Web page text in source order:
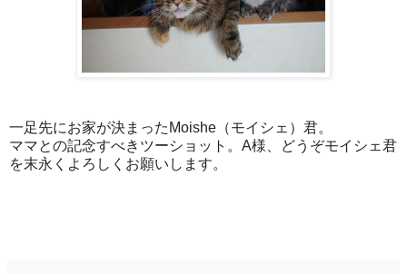
一足先にお家が決まったMoishe（モイシェ）君。
ママとの記念すべきツーショット。A様、どうぞモイシェ君
を末永くよろしくお願いします。